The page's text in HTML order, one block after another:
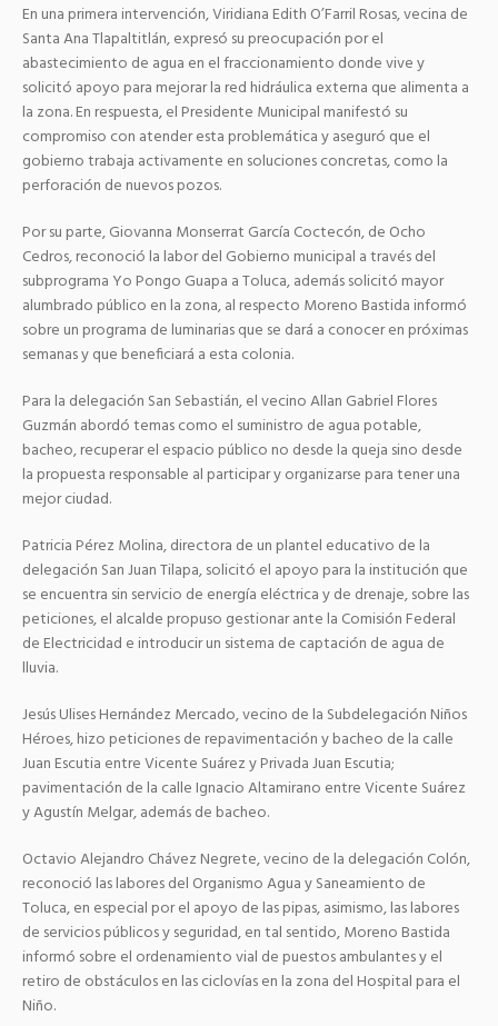
En una primera intervención, Viridiana Edith O’Farril Rosas, vecina de
Santa Ana Tlapaltitlán, expresó su preocupación por el
abastecimiento de agua en el fraccionamiento donde vive y
solicitó apoyo para mejorar la red hidráulica externa que alimenta a
la zona. En respuesta, el Presidente Municipal manifestó su
compromiso con atender esta problemática y aseguró que el
gobierno trabaja activamente en soluciones concretas, como la
perforación de nuevos pozos.
Por su parte, Giovanna Monserrat García Coctecón, de Ocho
Cedros, reconoció la labor del Gobierno municipal a través del
subprograma Yo Pongo Guapa a Toluca, además solicitó mayor
alumbrado público en la zona, al respecto Moreno Bastida informó
sobre un programa de luminarias que se dará a conocer en próximas
semanas y que beneficiará a esta colonia.
Para la delegación San Sebastián, el vecino Allan Gabriel Flores
Guzmán abordó temas como el suministro de agua potable,
bacheo, recuperar el espacio público no desde la queja sino desde
la propuesta responsable al participar y organizarse para tener una
mejor ciudad.
Patricia Pérez Molina, directora de un plantel educativo de la
delegación San Juan Tilapa, solicitó el apoyo para la institución que
se encuentra sin servicio de energía eléctrica y de drenaje, sobre las
peticiones, el alcalde propuso gestionar ante la Comisión Federal
de Electricidad e introducir un sistema de captación de agua de
lluvia.
Jesús Ulises Hernández Mercado, vecino de la Subdelegación Niños
Héroes, hizo peticiones de repavimentación y bacheo de la calle
Juan Escutia entre Vicente Suárez y Privada Juan Escutia;
pavimentación de la calle Ignacio Altamirano entre Vicente Suárez
y Agustín Melgar, además de bacheo.
Octavio Alejandro Chávez Negrete, vecino de la delegación Colón,
reconoció las labores del Organismo Agua y Saneamiento de
Toluca, en especial por el apoyo de las pipas, asimismo, las labores
de servicios públicos y seguridad, en tal sentido, Moreno Bastida
informó sobre el ordenamiento vial de puestos ambulantes y el
retiro de obstáculos en las ciclovías en la zona del Hospital para el
Niño.